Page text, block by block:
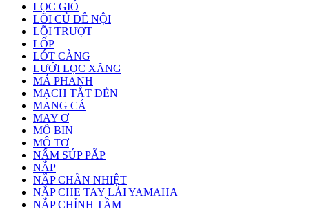
LỌC GIÓ
LÕI CỦ ĐỀ NỘI
LÕI TRƯỢT
LỐP
LÓT CÀNG
LƯỚI LỌC XĂNG
MÁ PHANH
MẠCH TẮT ĐÈN
MANG CÁ
MAY Ơ
MÔ BIN
MÔ TƠ
NẤM SÚP PẮP
NẮP
NẮP CHẮN NHIỆT
NẮP CHE TAY LÁI YAMAHA
NẮP CHỈNH TẦM